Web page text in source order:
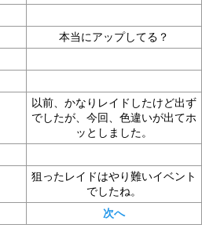
本当にアップしてる？
以前、かなりレイドしたけど出ず
でしたが、今回、色違いが出てホ
ッとしました。
狙ったレイドはやり難いイベント
でしたね。
次へ